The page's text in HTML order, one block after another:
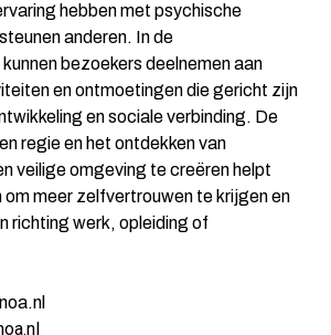
hebben met psychische
anderen. In de
bezoekers deelnemen aan
en ontmoetingen die gericht zijn
en sociale verbinding. De
regie en het ontdekken van
veilige omgeving te creëren helpt
om meer zelfvertrouwen te krijgen en
richting werk, opleiding of